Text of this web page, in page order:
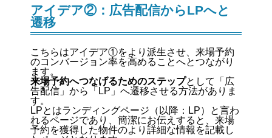
アイデア②：広告配信からLPへと
遷移
こちらはアイデア①をより派生させ、来場予約
のコンバージョン率を高めることへとつながり
ます。
来場予約へつなげるためのステップとして「広
告配信」から「 LP 」へ遷移させる方法がありま
す。
LPとはランディングページ（以降：LP）と言わ
れるページであり、簡潔にお伝えすると、来場
予約を獲得した物件のより詳細な情報を記載し